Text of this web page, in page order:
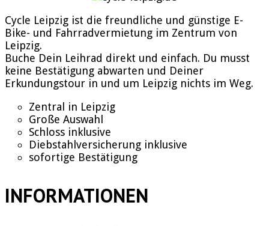
Cycle Leipzig ist die freundliche und günstige E-
Bike- und Fahrradvermietung im Zentrum von
Leipzig.
Buche Dein Leihrad direkt und einfach. Du musst
keine Bestätigung abwarten und Deiner
Erkundungstour in und um Leipzig nichts im Weg.
Zentral in Leipzig
Große Auswahl
Schloss inklusive
Diebstahlversicherung inklusive
sofortige Bestätigung
INFORMATIONEN